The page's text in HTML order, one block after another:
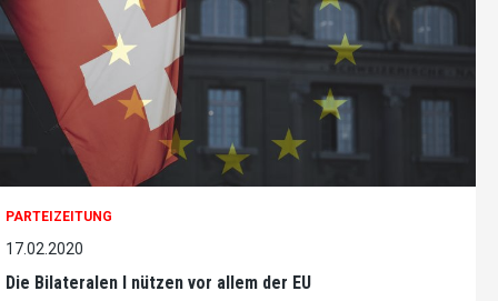
PARTEIZEITUNG
17.02.2020
Die Bilateralen I nützen vor allem der EU